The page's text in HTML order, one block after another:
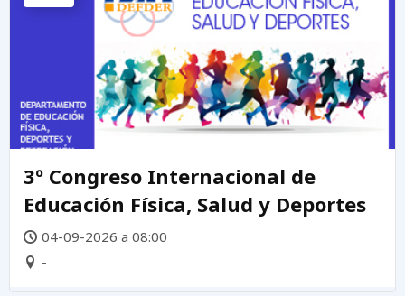
3º Congreso Internacional de
Educación Física, Salud y Deportes
04-09-2026 a 08:00
-